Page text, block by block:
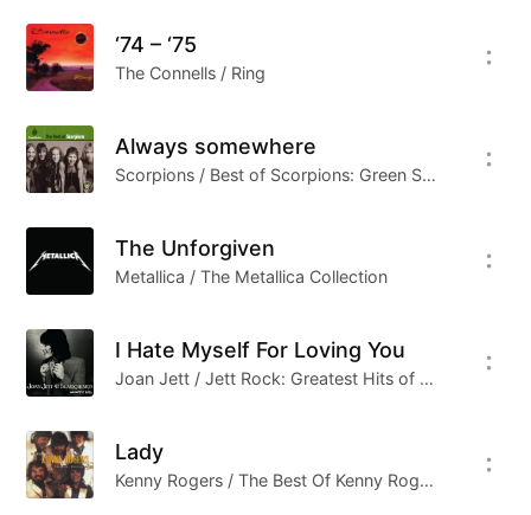
曲子。我不知道自己到底听了多少歌曲，只知道我
13岁开始接触摇滚以来，那些声音填满了一个个梦
遗的夜晚。
我们或许已经再没有造梦的季节，虽然我们内心极
度想反抗那些顺理后成章的东西，虽然我们还有那
脆弱的内心无尽的挣扎和不甘心，但是我们这些孩
子还都太天真了，世界上那有什么可以让你将他留
下来。
还是回到这些依旧在耳边回响的声音，这些声音属
于一个时代的青春，漫溢着自由，开放，躁动不安
的情绪。那些迷茫中的年轻人的敏感，脆弱，反复
无常的心智特征与对欲念的好奇，冲动，紧张，恐
慌，都集中体现在了这些这些声音的身上。我们和
他们一样走在这条不归的路上，去表达他们所有倾
诉的心声，去反抗他们曾经反抗的东西，这是一个
‘74 – ‘75
The Connells / Ring
Always somewhere
Scorpions / Best of Scorpions: Green Series
The Unforgiven
Metallica / The Metallica Collection
I Hate Myself For Loving You
Joan Jett / Jett Rock: Greatest Hits of Joan Jett & the Blackhearts
Lady
Kenny Rogers / The Best Of Kenny Rogers